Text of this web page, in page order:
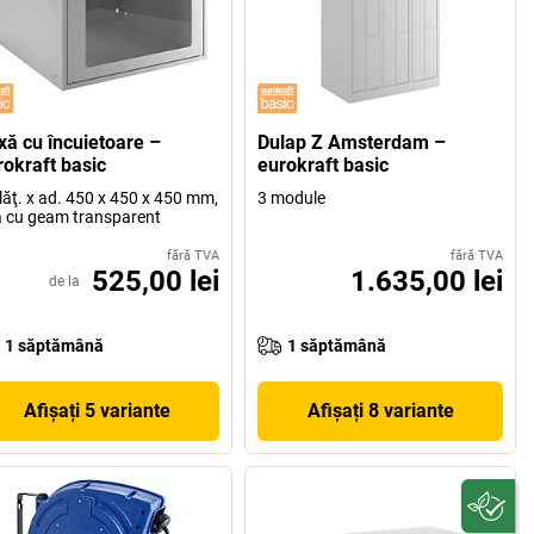
cu încuietoare –
basic
x ad. 450 x 450 x 450 mm,
cu geam transparent
fără TVA
de la 525,00 lei
1 săptămână
Afișați 5 variante
Dulap Z Amsterdam –
eurokraft basic
3 module
fără TVA
1.635,00 lei
1 săptămână
Afișați 8 variante